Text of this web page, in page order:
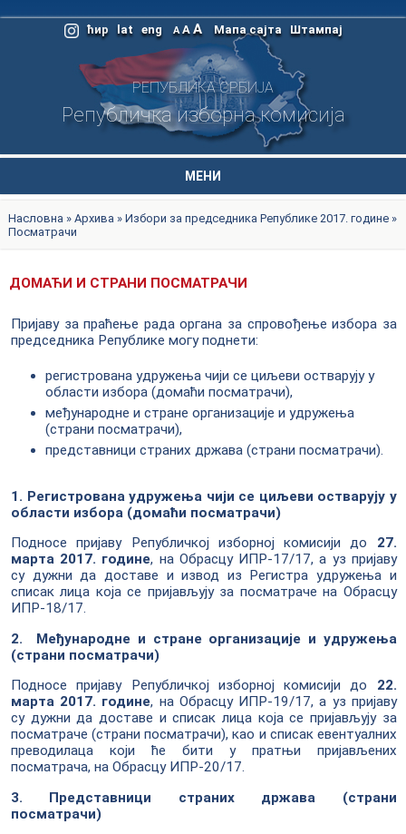
ћир lat eng A A A Мапа сајта Штампај
РЕПУБЛИКА СРБИЈА
Републичка изборна комисија
МЕНИ
Насловна » Архива » Избори за председника Републике 2017. године»
Посматрачи
ДОМАЋИ И СТРАНИ ПОСМАТРАЧИ
Пријаву за праћење рада органа за спровођење избора за
председника Републике могу поднети:
регистрована удружења чији се циљеви остварују у
области избора (домаћи посматрачи),
међународне и стране организације и удружења
(страни посматрачи),
представници страних држава (страни посматрачи).
1. Регистрована удружења чији се циљеви остварују у
области избора (домаћи посматрачи)
Подносе пријаву Републичкој изборној комисији до 27.
марта 2017. године, на Обрасцу ИПР-17/17, а уз пријаву
су дужни да доставе и извод из Регистра удружења и
списак лица која се пријављују за посматраче на Обрасцу
ИПР-18/17.
2. Међународне и стране организације и удружења
(страни посматрачи)
Подносе пријаву Републичкој изборној комисији до 22.
марта 2017. године, на Обрасцу ИПР-19/17, а уз пријаву
су дужни да доставе и списак лица која се пријављују за
посматраче (страни посматрачи), као и списак евентуалних
преводилаца који ће бити у пратњи пријављених
посматрача, на Обрасцу ИПР-20/17.
3. Представници страних држава (страни
посматрачи)